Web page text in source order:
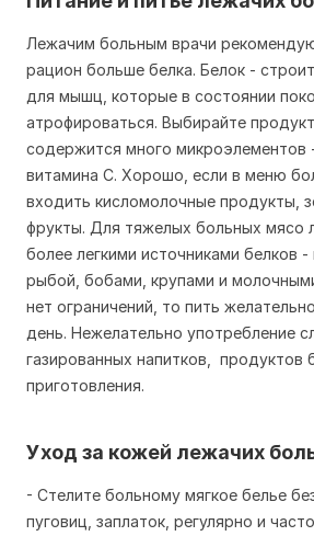
Лежачим больным врачи
рацион больше белка. Белок -
для мышц, которые в состоянии
атрофироваться. Выбирайте
содержится много микроэлементов
витамина С. Хорошо, если в меню
входить кисломолочные продукты,
фрукты. Для тяжелых больных мясо
более легкими источниками белков
рыбой, бобами, крупами и
нет ограничений, то пить
день. Нежелательно употребление
газированных напитков, продуктов
приготовления.
Уход за кожей лежачих
- Стелите больному мягкое белье
пуговиц, заплаток, регулярно и